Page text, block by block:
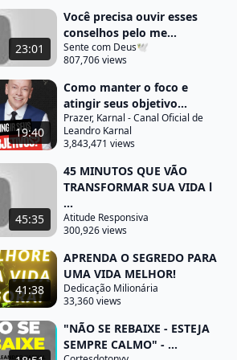
temos que levar educação até
que levar a saúde até o povo por
isso porque a gente não
Medíocre que gere uma
um desleixo com a vida
planeta com os nossos afetos
com aquilo que marca a
fazermos valer num dos
emoção da minha vida foi eu
da Prefeitura de São Paulo era
deficientes auditivos para crianças
Crianças fizeram uma
e dançando e nenhuma das
estavam ali se apresentando a
do som da batida a
23:01
Você precisa ouvir esses
conselhos pelo me...
Sente com Deus🕊️
807,706 views
19:40
Como manter o foco e
atingir seus objetivo...
Prazer, Karnal - Canal Oficial de
Leandro Karnal
3,843,471 views
45:35
45 MINUTOS QUE VÃO
TRANSFORMAR SUA VIDA l
...
Atitude Responsiva
300,926 views
41:38
APRENDA O SEGREDO PARA
UMA VIDA MELHOR!
Dedicação Milionária
33,360 views
"NÃO SE REBAIXE - ESTEJA
SEMPRE CALMO" - ...